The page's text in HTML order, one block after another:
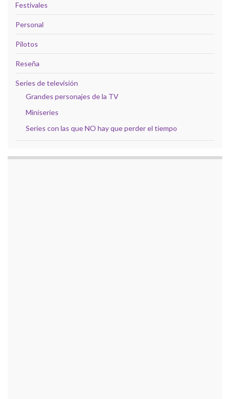
Festivales
Personal
Pilotos
Reseña
Series de televisión
Grandes personajes de la TV
Miniseries
Series con las que NO hay que perder el tiempo